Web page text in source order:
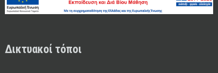
Δικτυακοί τόποι